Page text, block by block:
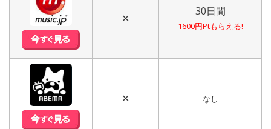
✕
30日間
1600円Ptもらえる!
✕ なし